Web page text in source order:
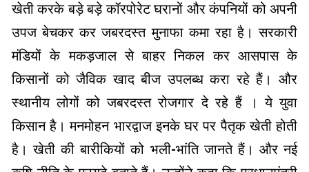
खेती करके बड़े बड़े कॉरपोरेट घरानों और कंपनियों को अपनी
उपज बेचकर कर जबरदस्त मुनाफा कमा रहा है। सरकारी
मंडियों के मकड़जाल से बाहर निकल कर आसपास के
किसानों को जैविक खाद बीज उपलब्ध करा रहे हैं। और
स्थानीय लोगों को जबरदस्त रोजगार दे रहे हैं । ये युवा
किसान है। मनमोहन भारद्वाज इनके घर पर पैतृक खेती होती
है। खेती की बारीकियों को भली-भांति जानते हैं। और नई